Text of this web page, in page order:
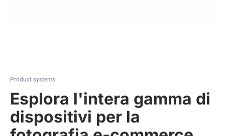
Product systems
Esplora l'intera gamma di
dispositivi per la